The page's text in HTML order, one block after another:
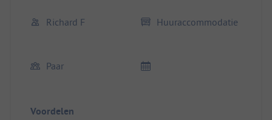
Richard F Huuraccommodatie
Paar
Voordelen